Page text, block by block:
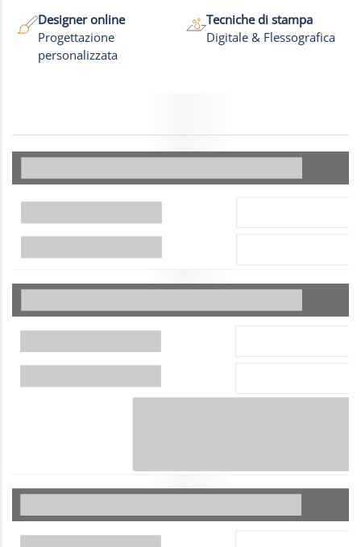
Designer online
Progettazione
personalizzata
Tecniche di stampa
Digitale & Flessografica